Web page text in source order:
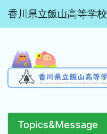
香川県立飯山高等学校
Topics&Message